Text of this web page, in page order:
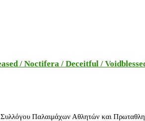
/ Noctifera / Deceitful /
Συλλόγου Παλαιμάχων Αθλητών και